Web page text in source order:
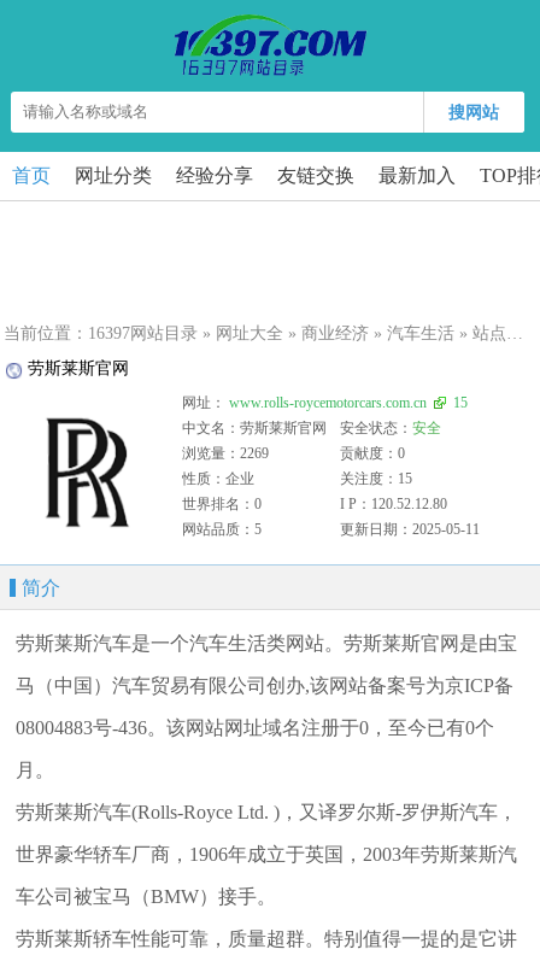
搜网站
首页 网址分类 经验分享 友链交换 最新加入 TOP
当前位置： 16397网站目录 » 网址大全 » 商业经济 » 汽车生活 » 站点详细
劳斯莱斯官网
网址： www.rolls-roycemotorcars.com.cn
15
中文名：劳斯莱斯官网
安全状态：安全
浏览量：2269
贡献度：0
性质：企业
关注度：15
世界排名：0
I P：120.52.12.80
网站品质：5
更新日期：2025-05-11
简介
劳斯莱斯汽车是一个汽车生活类网站。劳斯莱斯官网是由宝
马（中国）汽车贸易有限公司创办,该网站备案号为京ICP备
08004883号-436。该网站网址域名注册于0，至今已有0个
月。
劳斯莱斯汽车(Rolls-Royce Ltd. )，又译罗尔斯-罗伊斯汽车，
世界豪华轿车厂商，1906年成立于英国，2003年劳斯莱斯汽
车公司被宝马（BMW）接手。
劳斯莱斯轿车性能可靠，质量超群。特别值得一提的是它讲